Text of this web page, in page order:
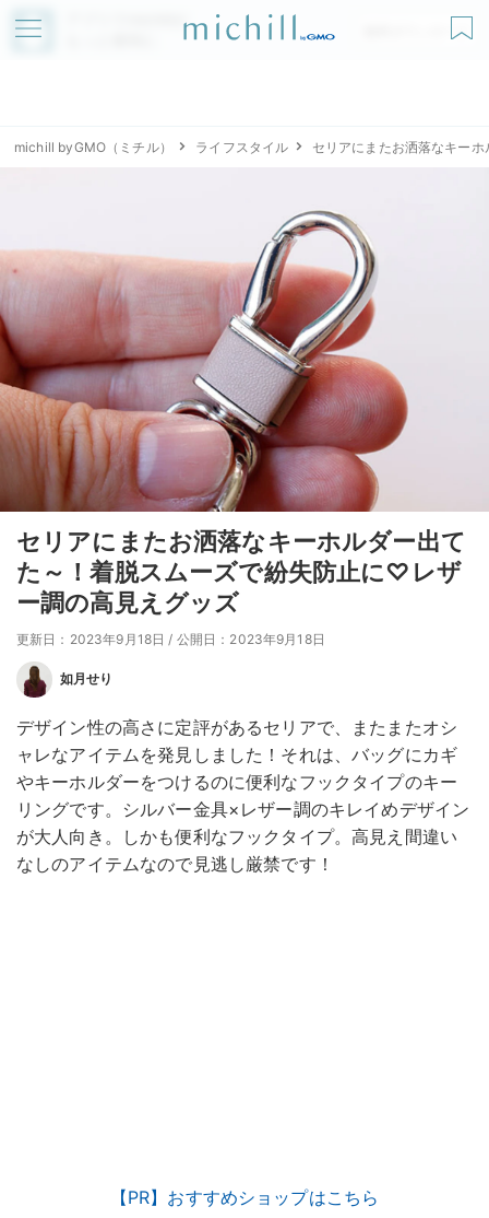
アプリでmichillが
無料ダウンロード
michill byGMO（ミチル） ライフスタイル セリアにまたお洒落なキー
セリアにまたお洒落なキーホルダー出て
た～！着脱スムーズで紛失防止に♡レザ
ー調の高見えグッズ
更新日：2023年9月18日 / 公開日：2023年9月18日
如月せり
デザイン性の高さに定評があるセリアで、またまたオシ
ャレなアイテムを発見しました！それは、バッグにカギ
やキーホルダーをつけるのに便利なフックタイプのキー
リングです。シルバー金具×レザー調のキレイめデザイン
が大人向き。しかも便利なフックタイプ。高見え間違い
なしのアイテムなので見逃し厳禁です！
【PR】おすすめショップはこちら